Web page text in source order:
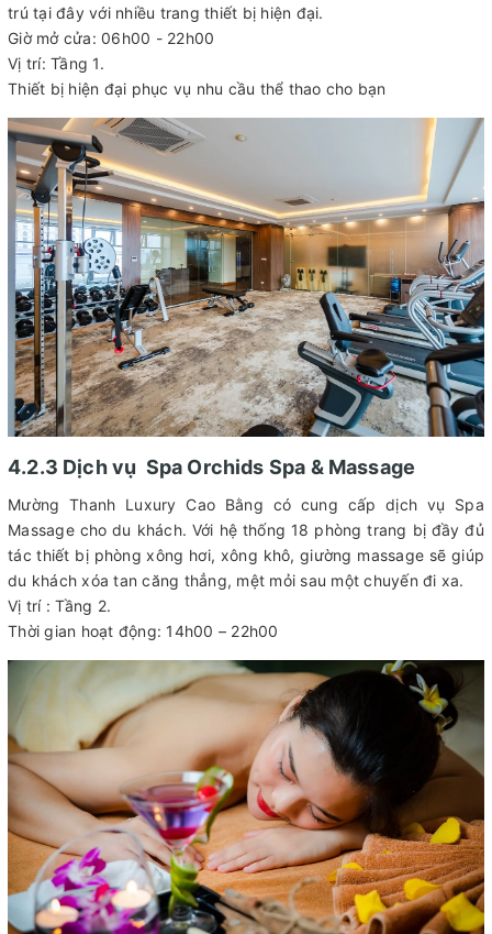
trú tại đây với nhiều trang thiết bị hiện đại.
Giờ mở cửa: 06h00 - 22h00
Vị trí: Tầng 1.
Thiết bị hiện đại phục vụ nhu cầu thể thao cho bạn
4.2.3 Dịch vụ Spa Orchids Spa & Massage
Mường Thanh Luxury Cao Bằng có cung cấp dịch vụ Spa
Massage cho du khách. Với hệ thống 18 phòng trang bị đầy đủ
tác thiết bị phòng xông hơi, xông khô, giường massage sẽ giúp
du khách xóa tan căng thẳng, mệt mỏi sau một chuyến đi xa.
Vị trí : Tầng 2.
Thời gian hoạt động: 14h00 – 22h00